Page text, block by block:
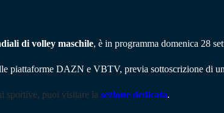
di volley maschile, è in programma domenica 28
piattaforme DAZN e VBTV, previa sottoscrizione di
sportive, puoi visitare la sezione dedicata.